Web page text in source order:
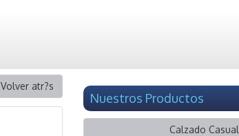
Volver atr?s
Nuestros Productos
Calzado Casual